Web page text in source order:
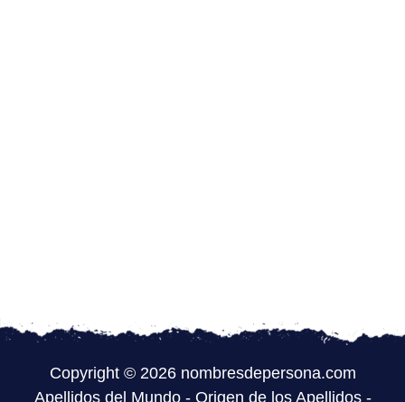
Copyright © 2026 nombresdepersona.com
Apellidos del Mundo- Origen de los Apellidos-